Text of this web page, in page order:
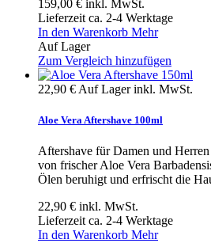
159,00 € inkl. MwSt.
Lieferzeit ca. 2-4 Werktage
In den Warenkorb Mehr
Auf Lager
Zum Vergleich hinzufügen
22,90 € Auf Lagerinkl. MwSt.
Aloe Vera Aftershave 100ml
Aftershave für Damen und
von frischer Aloe Vera
Ölen beruhigt und erfrischt die
22,90 € inkl. MwSt.
Lieferzeit ca. 2-4 Werktage
In den Warenkorb Mehr